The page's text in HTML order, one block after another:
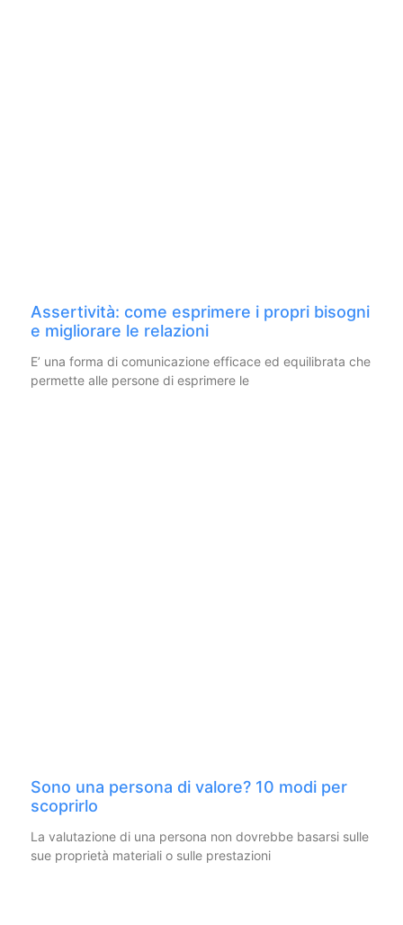
Assertività: come esprimere i propri bisogni
e migliorare le relazioni
E’ una forma di comunicazione efficace ed equilibrata che
permette alle persone di esprimere le
Sono una persona di valore? 10 modi per
scoprirlo
La valutazione di una persona non dovrebbe basarsi sulle
sue proprietà materiali o sulle prestazioni